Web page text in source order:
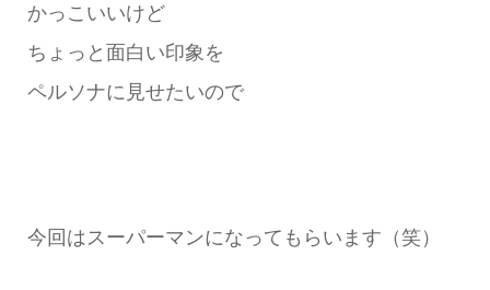
かっこいいけど
ちょっと面白い印象を
ペルソナに見せたいので
今回はスーパーマンになってもらいます（笑）